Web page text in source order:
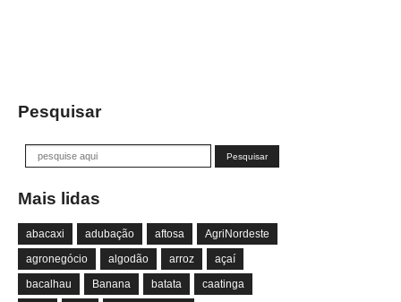
Pesquisar
Mais lidas
abacaxi adubação aftosa
AgriNordeste
agronegócio
algodão arroz
açaí
bacalhau
Banana batata
caatinga